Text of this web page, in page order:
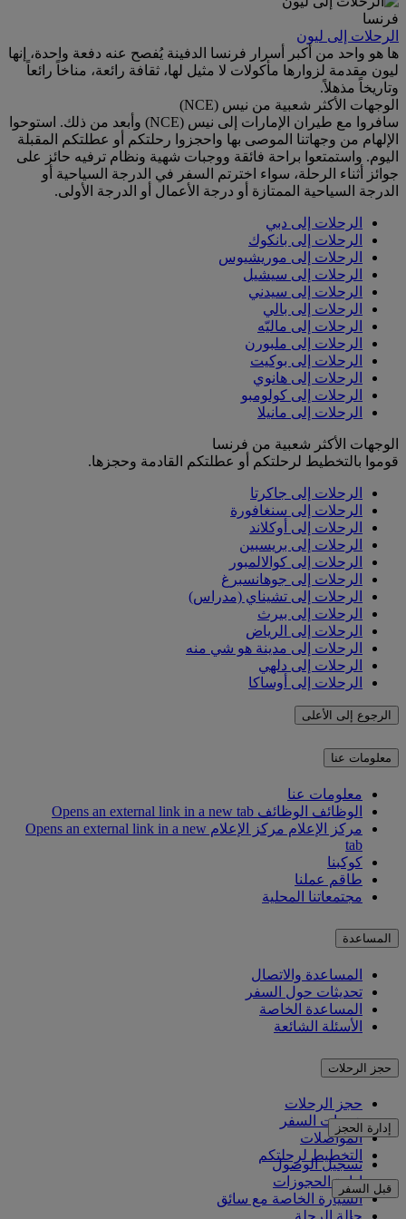
فرنسا
الرحلات إلى ليون
ها هو واحد من أكبر أسرار فرنسا الدفينة يُفصح عنه دفعة واحدة، إنها
ليون مقدمة لزوارها مأكولات لا مثيل لها، ثقافة رائعة، مناخاً رائعاً
وتاريخاً مذهلاً.
الوجهات الأكثر شعبية من نيس (NCE)
سافروا مع طيران الإمارات إلى نيس (NCE) وأبعد من ذلك. استوحوا
الإلهام من وجهاتنا الموصى بها واحجزوا رحلتكم أو عطلتكم المقبلة
اليوم. واستمتعوا براحة فائقة ووجبات شهية ونظام ترفيه حائز على
جوائز أثناء الرحلة، سواء اخترتم السفر في الدرجة السياحية أو
الدرجة السياحية الممتازة أو درجة الأعمال أو الدرجة الأولى.
الرحلات إلى دبي
الرحلات إلى بانكوك
الرحلات إلى موريشيوس
الرحلات إلى سيشيل
الرحلات إلى سيدني
الرحلات إلى بالي
الرحلات إلى ماليّه
الرحلات إلى ملبورن
الرحلات إلى بوكيت
الرحلات إلى هانوي
الرحلات إلى كولومبو
الرحلات إلى مانيلا
الوجهات الأكثر شعبية من فرنسا
قوموا بالتخطيط لرحلتكم أو عطلتكم القادمة وحجزها.
الرحلات إلى جاكرتا
الرحلات إلى سنغافورة
الرحلات إلى أوكلاند
الرحلات إلى بريسبين
الرحلات إلى كوالالمبور
الرحلات إلى جوهانسبرغ
الرحلات إلى تشيناي (مدراس)
الرحلات إلى بيرث
الرحلات إلى الرياض
الرحلات إلى مدينة هو شي منه
الرحلات إلى دلهي
الرحلات إلى أوساكا
الرجوع إلى الأعلى
معلومات عنا
معلومات عنا
الوظائف الوظائف Opens an external link in a new tab
مركز الإعلام
مركز الإعلام Opens an external link in a new
tab
كوكبنا
طاقم عملنا
مجتمعاتنا المحلية
المساعدة
المساعدة والاتصال
تحديثات حول السفر
المساعدة الخاصة
الأسئلة الشائعة
حجز الرحلات
حجز الرحلات
خدمات السفر
المواصلات
التخطيط لرحلتكم
إدارة الحجز
تسجيل الوصول
إدارة الحجوزات
السيارة الخاصة مع سائق
قبل السفر